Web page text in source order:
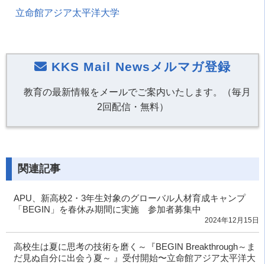
立命館アジア太平洋大学
KKS Mail Newsメルマガ登録
教育の最新情報をメールでご案内いたします。（毎月
2回配信・無料）
関連記事
APU、新高校2・3年生対象のグローバル人材育成キャンプ
「BEGIN」を春休み期間に実施 参加者募集中
2024年12月15日
高校生は夏に思考の技術を磨く～『BEGIN Breakthrough～ま
だ見ぬ自分に出会う夏～ 』受付開始〜立命館アジア太平洋大